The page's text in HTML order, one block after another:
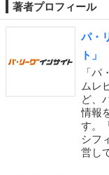
著者プロフィール
パ・
ト」
「
ムレ
ど、
情報
す。
シフ
営し